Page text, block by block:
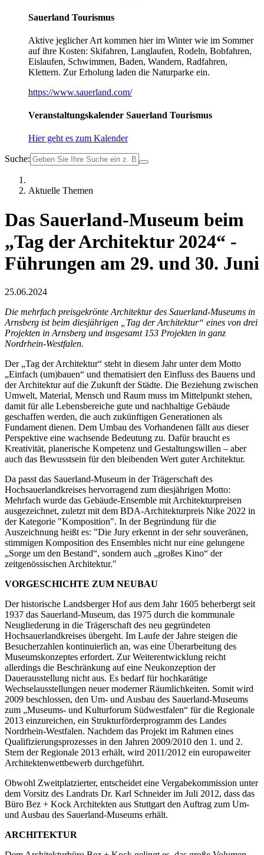
Sauerland Tourismus
Aktive jeglicher Art kommen hier im Winter wie im Sommer
auf ihre Kosten: Skifahren, Langlaufen, Rodeln, Bobfahren,
Eislaufen, Schwimmen, Baden, Wandern, Radfahren,
Klettern. Zur Erholung laden die Naturparke ein.
https://www.sauerland.com/
Veranstaltungskalender Sauerland Tourismus
Hier geht es zum Kalender
Suche:
Aktuelle Themen
Das Sauerland-Museum beim
„Tag der Architektur 2024“ -
Führungen am 29. und 30. Juni
25.06.2024
Die mehrfach preisgekrönte Architektur des Sauerland-Museums in
Arnsberg ist beim diesjährigen „Tag der Architektur“ eines von drei
Projekten in Arnsberg und insgesamt 153 Projekten in ganz
Nordrhein-Westfalen.
Der „Tag der Architektur“ steht in diesem Jahr unter dem Motto
„Einfach (um)bauen“ und thematisiert den Einfluss des Bauens und
der Architektur auf die Zukunft der Städte. Die Beziehung zwischen
Umwelt, Material, Mensch und Raum muss im Mittelpunkt stehen,
damit für alle Lebensbereiche gute und nachhaltige Gebäude
geschaffen werden, die auch zukünftigen Generationen als
Fundament dienen. Dem Umbau des Vorhandenen fällt aus dieser
Perspektive eine wachsende Bedeutung zu. Dafür braucht es
Kreativität, planerische Kompetenz und Gestaltungswillen – aber
auch das Bewusstsein für den bleibenden Wert guter Architektur.
Da passt das Sauerland-Museum in der Trägerschaft des
Hochsauerlandkreises hervorragend zum diesjährigen Motto:
Mehrfach wurde das Gebäude-Ensemble mit Architekturpreisen
ausgezeichnet, zuletzt mit dem BDA-Architekturpreis Nike 2022 in
der Kategorie "Komposition". In der Begründung für die
Auszeichnung heißt es: "Die Jury erkennt in der sehr souveränen,
stimmigen Komposition des Ensembles nicht nur eine gelungene
„Sorge um den Bestand“, sondern auch „großes Kino“ der
zeitgenössischen Architektur."
VORGESCHICHTE ZUM NEUBAU
Der historische Landsberger Hof aus dem Jahr 1605 beherbergt seit
1937 das Sauerland-Museum, das 1975 durch die kommunale
Neugliederung in die Trägerschaft des neu gegründeten
Hochsauerlandkreises übergeht. Im Laufe der Jahre steigen die
Besucherzahlen kontinuierlich an, was eine Überarbeitung des
Museumskonzeptes erfordert. Zur Weiterentwicklung reicht
allerdings die Beschränkung auf eine Neukonzeption der
Dauerausstellung nicht aus. Es bedarf für hochkarätige
Wechselausstellungen neuer moderner Räumlichkeiten. Somit wird
2009 beschlossen, den Um- und Ausbau des Sauerland-Museums
zum „Museums- und Kulturforum Südwestfalen“ für die Regionale
2013 einzureichen, ein Strukturförderprogramm des Landes
Nordrhein-Westfalen. Nachdem das Projekt im Rahmen eines
Qualifizierungsprozesses in den Jahren 2009/2010 den 1. und 2.
Stern der Regionale 2013 erhält, wird 2011/2012 ein europaweiter
Architektenwettbewerb durchgeführt.
Obwohl Zweitplatzierter, entscheidet eine Vergabekommission unter
dem Vorsitz des Landrats Dr. Karl Schneider im Juli 2012, dass das
Büro Bez + Kock Architekten aus Stuttgart den Auftrag zum Um-
und Ausbau des Sauerland-Museums erhält.
ARCHITEKTUR